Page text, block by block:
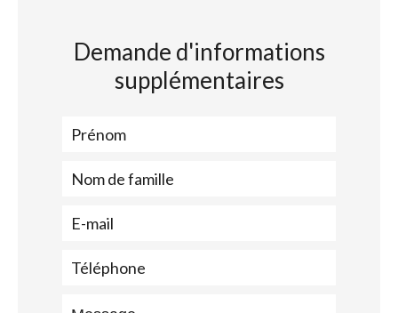
Demande d'informations
supplémentaires